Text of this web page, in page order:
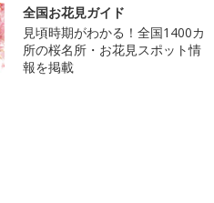
全国お花見ガイド
見頃時期がわかる！全国1400カ
所の桜名所・お花見スポット情
報を掲載